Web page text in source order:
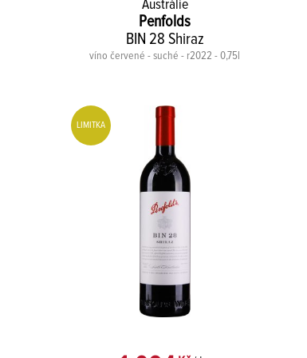
Austrálie
Penfolds
BIN 28 Shiraz
víno červené - suché - r2022 - 0,75l
LIMITKA